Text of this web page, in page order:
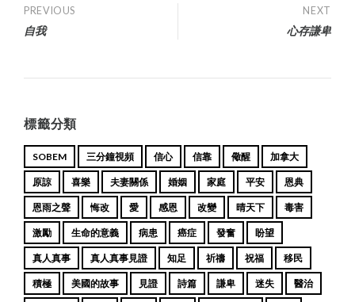
Post
PREVIOUS
自我
NEXT
心存謙卑
標籤分類
SOBEM 三分鐘視頻 信心 信靠 儆醒 加拿大
原諒 喜樂 夫妻關係 婚姻 家庭 平安 恩典
恩雨之聲 悔改 愛 感恩 改變 晴天下 毒害
激勵 生命的意義 病患 癌症 發奮 盼望
真人真事 真人真事見證 知足 祈禱 祝福 移民
積極 美國的故事 見證 詩篇 謙卑 迷失 醫治